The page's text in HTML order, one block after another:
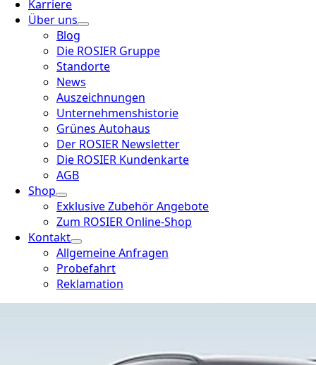
Karriere
Über uns
Blog
Die ROSIER Gruppe
Standorte
News
Auszeichnungen
Unternehmenshistorie
Grünes Autohaus
Der ROSIER Newsletter
Die ROSIER Kundenkarte
AGB
Shop
Exklusive Zubehör Angebote
Zum ROSIER Online-Shop
Kontakt
Allgemeine Anfragen
Probefahrt
Reklamation